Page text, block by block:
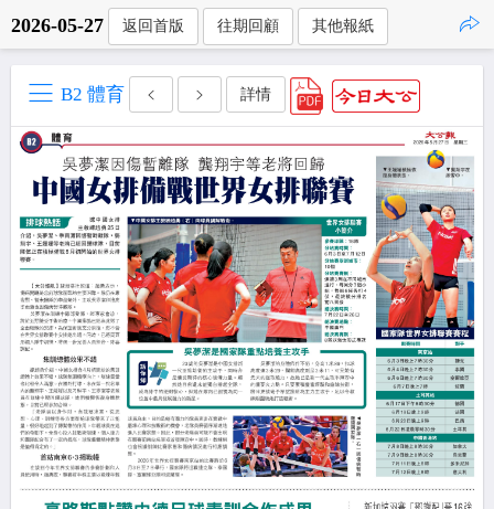
2026-05-27 返回首版 往期回顧 其他報紙
B2 體育 詳情